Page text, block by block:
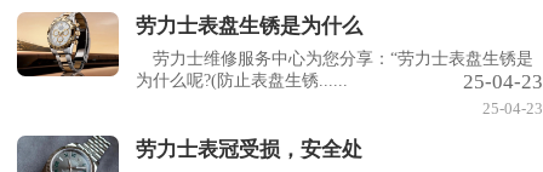
劳力士表盘生锈是为什么
劳力士维修服务中心为您分享：“劳力士表盘生锈是
为什么呢?(防止表盘生锈......
25-04-23
25-04-23
劳力士表冠受损，安全处